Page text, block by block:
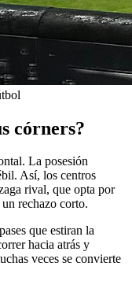
córners?
La posesión
Así, los centros
rival, que opta por
rechazo corto.
que estiran la
hacia atrás y
veces se convierte